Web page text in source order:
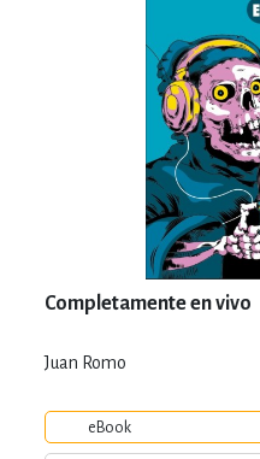
Completamente en vivo
Juan Romo
eBook